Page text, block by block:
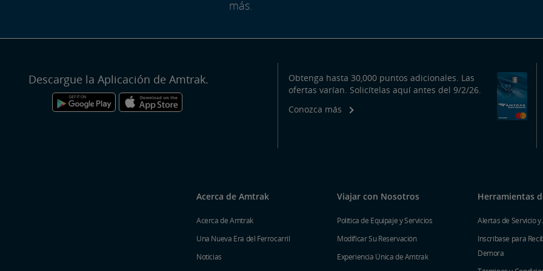
más.
Descargue la Aplicación de Amtrak.
Obtenga hasta 30,000 puntos adicionales. Las
ofertas varían. Solicítelas aquí antes del 9/2/26.
Conozca más
Acerca de Amtrak
Acerca de Amtrak
Una Nueva Era del Ferrocarril
Noticias
Viajar con Nosotros
Política de Equipaje y Servicios
Modificar Su Reservación
Experiencia Única de Amtrak
Herramientas
Alertas de Servicio y
Inscríbase para
Demora